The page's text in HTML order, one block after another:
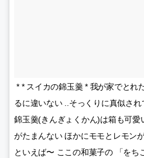
* * スイカの錦玉羹 * 我が家でとれ
るに違いない ..そっくりに真似さ
錦玉羹(きんぎょくかん)は箱も可愛
がたまんない ほかにモモとレモン
といえば〜 ここの和菓子の 「をち